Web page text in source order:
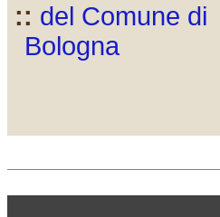
:: del Comune di
Bologna